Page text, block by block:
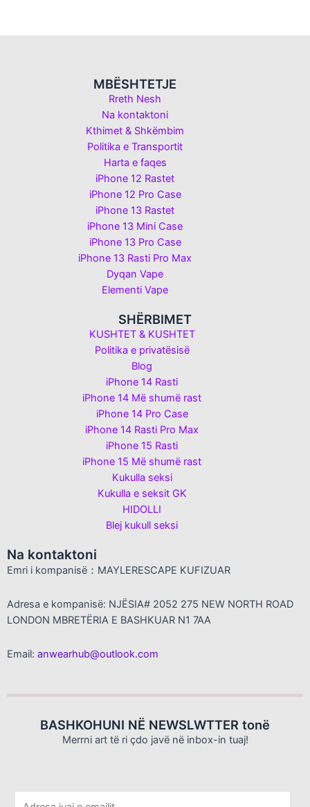
MBËSHTETJE
Rreth Nesh
Na kontaktoni
Kthimet & Shkëmbim
Politika e Transportit
Harta e faqes
iPhone 12 Rastet
iPhone 12 Pro Case
iPhone 13 Rastet
iPhone 13 Mini Case
iPhone 13 Pro Case
iPhone 13 Rasti Pro Max
Dyqan Vape
Elementi Vape
SHËRBIMET
KUSHTET & KUSHTET
Politika e privatësisë
Blog
iPhone 14 Rasti
iPhone 14 Më shumë rast
iPhone 14 Pro Case
iPhone 14 Rasti Pro Max
iPhone 15 Rasti
iPhone 15 Më shumë rast
Kukulla seksi
Kukulla e seksit GK
HIDOLLI
Blej kukull seksi
Na kontaktoni
Emri i kompanisë：MAYLERESCAPE KUFIZUAR
Adresa e kompanisë: NJËSIA# 2052 275 NEW NORTH ROAD
LONDON MBRETËRIA E BASHKUAR N1 7AA
Email: anwearhub@outlook.com
BASHKOHUNI NË NEWSLWTTER tonë
Merrni art të ri çdo javë në inbox-in tuaj!